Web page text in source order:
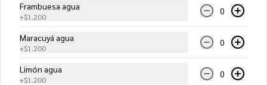
Delivery (Familiar)
Salsa de tomates, mozzarella, jamón,
peperonni, tocino, carne y choricillo
Frambuesa agua
+$1.200
0
Maracuyá agua
+$1.200
0
Limón agua
+$1.200
0